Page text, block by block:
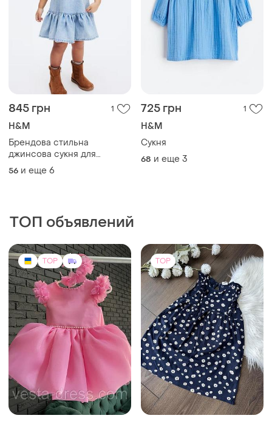
845 грн 1
H&M
Брендова стильна
джинсова сукня для
дівчинки h&m
56 и еще 6
725 грн 1
H&M
Сукня
68 и еще 3
ТОП объявлений
TOP TOP